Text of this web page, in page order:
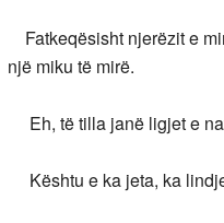
Fatkeqësisht njerëzit e
një miku të mirë.
Eh, të tilla janë ligjet e
Kështu e ka jeta, ka